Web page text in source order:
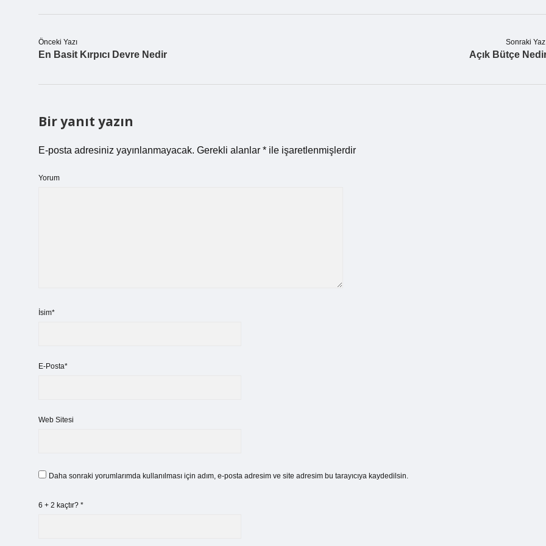
Önceki Yazı
En Basit Kırpıcı Devre Nedir
Sonraki
Açık Bütçe
Bir yanıt yazın
E-posta adresiniz yayınlanmayacak. Gerekli alanlar * ile işaretlenmişlerdir
Yorum
İsim*
E-Posta*
Web Sitesi
Daha sonraki yorumlarımda kullanılması için adım, e-posta adresim ve site adresim bu tarayıcıya kaydedilsin.
6 + 2 kaçtır? *